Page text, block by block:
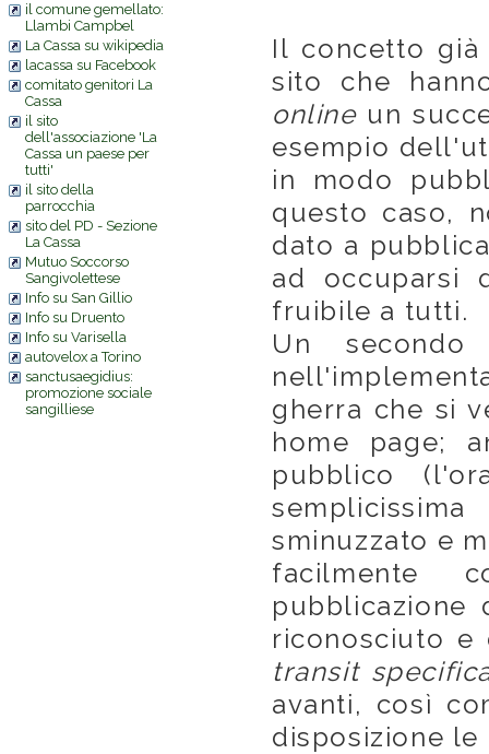
il comune gemellato:
Llambi Campbel
La Cassa su wikipedia
lacassa su Facebook
comitato genitori La
Cassa
il sito
dell'associazione 'La
Cassa un paese per
tutti'
il sito della
parrocchia
sito del PD - Sezione
La Cassa
Mutuo Soccorso
Sangivolettese
Info su San Gillio
Info su Druento
Info su Varisella
autovelox a Torino
sanctusaegidius:
promozione sociale
sangilliese
Il concetto
sito che
onlineun
esempio
in modo
questo caso,
dato a
ad occuparsi
fruibile a tutti.
Un
gherra che si
home page;
pubblico
sminuzzato e
facilmente
riconosciuto
transit
avanti, così
disposizione